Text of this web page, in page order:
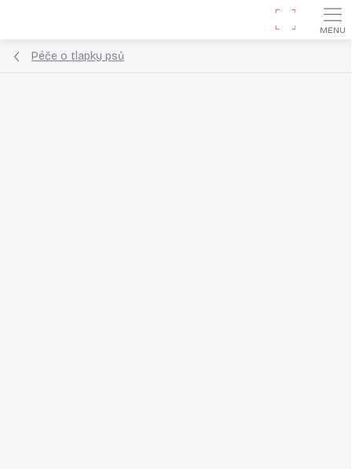
obsah
Hledat
Péče o tlapky psů